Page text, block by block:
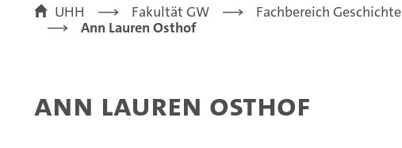
UHH Fakultät GW Fachbereich Geschichte
Ann Lauren Osthof
Ann Lauren Osthof